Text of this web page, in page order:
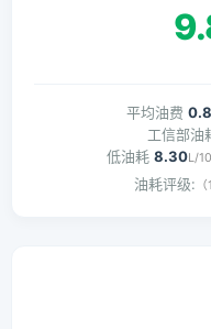
平均油费
工信部油
低油耗 8.30L/
油耗评级: